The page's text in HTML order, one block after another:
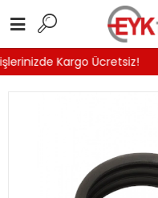
Kargo Ücretsiz!